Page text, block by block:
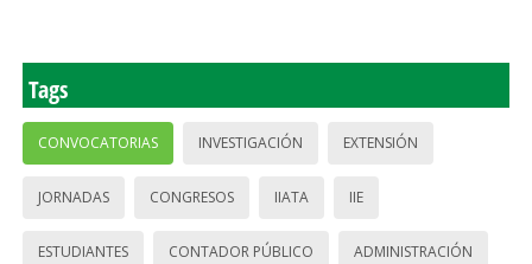
Tags
CONVOCATORIAS INVESTIGACIÓN EXTENSIÓN
JORNADAS CONGRESOS IIATA IIE
ESTUDIANTES CONTADOR PÚBLICO ADMINISTRACIÓN